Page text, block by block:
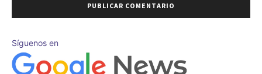
Síguenos en